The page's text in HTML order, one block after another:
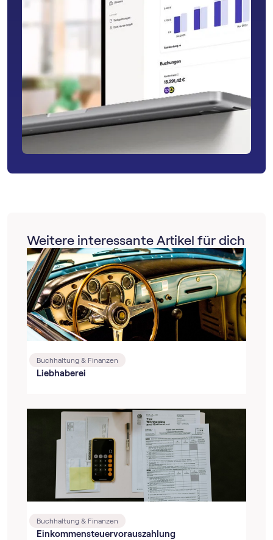
Weitere interessante Artikel für dich
Buchhaltung & Finanzen
Liebhaberei
Buchhaltung & Finanzen
Einkommensteuervorauszahlung